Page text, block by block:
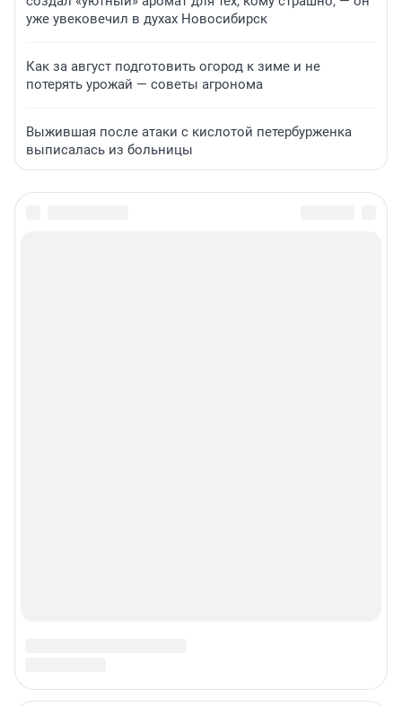
уже увековечил в духах Новосибирск
Как за август подготовить огород к зиме и не
потерять урожай — советы агронома
Выжившая после атаки с кислотой петербурженка
выписалась из больницы